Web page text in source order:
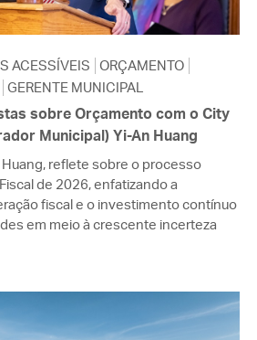
ACESSÍVEIS ORÇAMENTO
GERENTE MUNICIPAL
sobre Orçamento com o City
Municipal) Yi-An Huang
Huang, reflete sobre o processo
de 2026, enfatizando a
fiscal e o investimento contínuo
em meio à crescente incerteza